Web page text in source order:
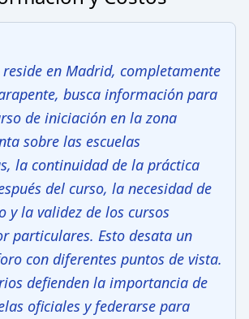
en Madrid, completamente
busca información para
de iniciación en la zona
sobre las escuelas
la continuidad de la práctica
del curso, la necesidad de
y la validez de los cursos
particulares. Esto desata un
con diferentes puntos de vista.
defienden la importancia de
oficiales y federarse para